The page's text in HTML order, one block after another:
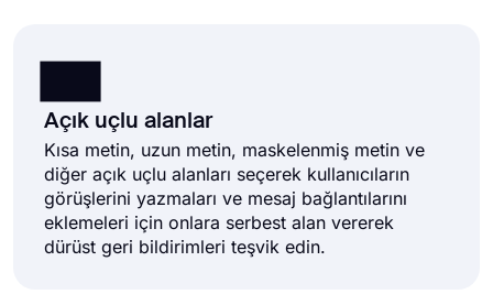
Açık uçlu alanlar
Kısa metin, uzun metin, maskelenmiş metin ve
diğer açık uçlu alanları seçerek kullanıcıların
görüşlerini yazmaları ve mesaj bağlantılarını
eklemeleri için onlara serbest alan vererek
dürüst geri bildirimleri teşvik edin.